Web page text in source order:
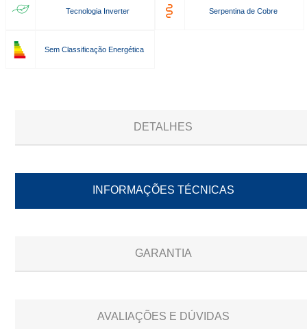
Tecnologia Inverter Serpentina de Cobre
Sem Classificação Energética
DETALHES
INFORMAÇÕES TÉCNICAS
GARANTIA
AVALIAÇÕES E DÚVIDAS